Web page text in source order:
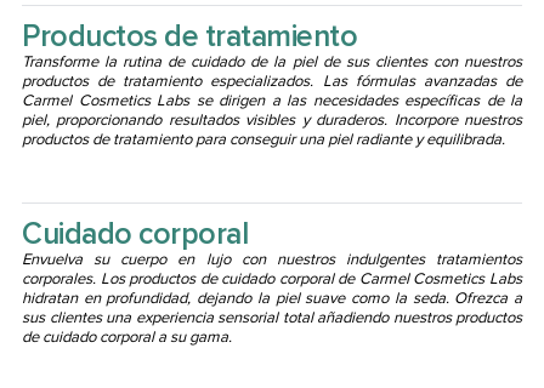
Productos de tratamiento
Transforme la rutina de cuidado de la piel de sus clientes con nuestros
productos de tratamiento especializados. Las fórmulas avanzadas de
Carmel Cosmetics Labs se dirigen a las necesidades específicas de la
piel, proporcionando resultados visibles y duraderos. Incorpore nuestros
productos de tratamiento para conseguir una piel radiante y equilibrada.
Cuidado corporal
Envuelva su cuerpo en lujo con nuestros indulgentes tratamientos
corporales. Los productos de cuidado corporal de Carmel Cosmetics Labs
hidratan en profundidad, dejando la piel suave como la seda. Ofrezca a
sus clientes una experiencia sensorial total añadiendo nuestros productos
de cuidado corporal a su gama.